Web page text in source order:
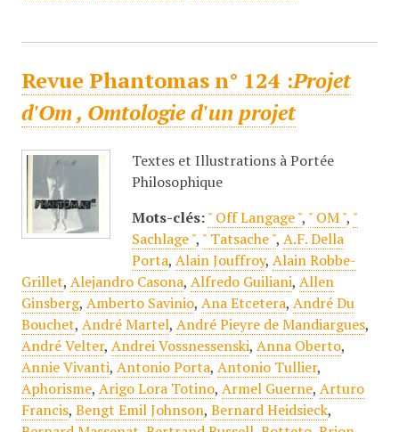
Revue Phantomas n° 124 :Projet
d'Om , Omtologie d'un projet
Textes et Illustrations à Portée
Philosophique
Mots-clés: " Off Langage ", " OM ", "
Sachlage ", " Tatsache ", A.F. Della
Porta, Alain Jouffroy, Alain Robbe-
Grillet, Alejandro Casona, Alfredo Guiliani, Allen
Ginsberg, Amberto Savinio, Ana Etcetera, André Du
Bouchet, André Martel, André Pieyre de Mandiargues,
André Velter, Andrei Vossnessenski, Anna Oberto,
Annie Vivanti, Antonio Porta, Antonio Tullier,
Aphorisme, Arigo Lora Totino, Armel Guerne, Arturo
Francis, Bengt Emil Johnson, Bernard Heidsieck,